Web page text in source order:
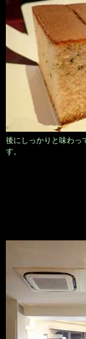
後にしっかりと味わっ
す。